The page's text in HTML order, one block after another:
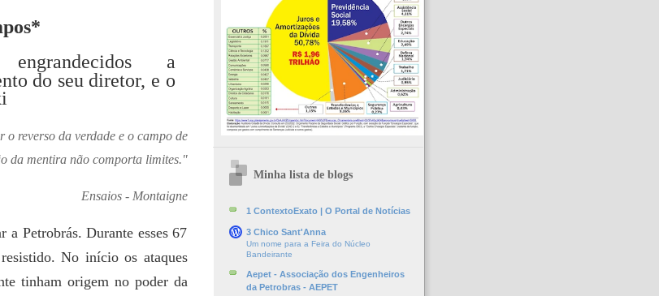
engrandecidos a
do seu diretor, e o
reverso da verdade e o campo de
da mentira não comporta limites."
Ensaios - Montaigne
a Petrobrás. Durante esses 67
No início os ataques
tinham origem no poder da
Minha lista de blogs
1 ContextoExato | O Portal de Notícias
3 Chico Sant'Anna
Um nome para a Feira do Núcleo
Bandeirante
Aepet - Associação dos Engenheiros
da Petrobras - AEPET